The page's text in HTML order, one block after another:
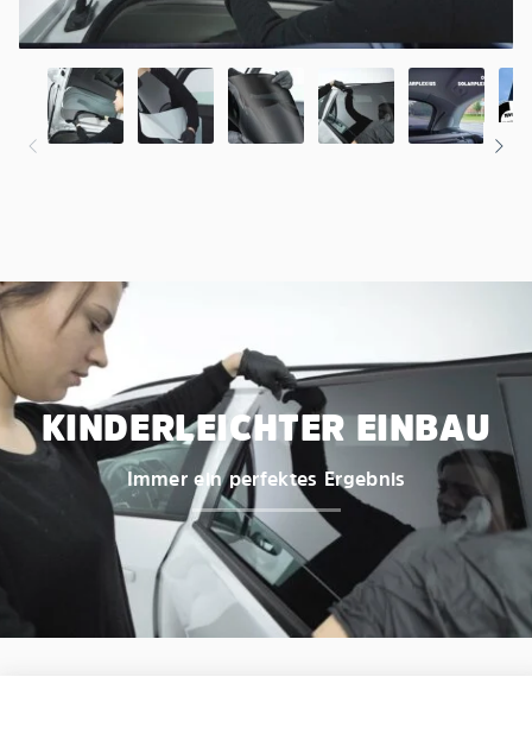
KINDERLEICHTER EINBAU
Immer ein perfektes Ergebnis